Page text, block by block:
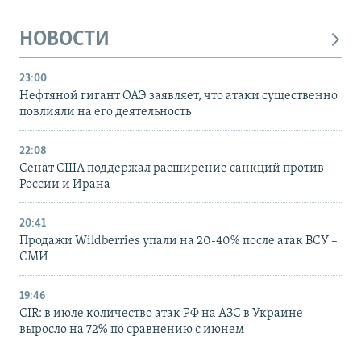
НОВОСТИ
23:00
Нефтяной гигант ОАЭ заявляет, что атаки существенно
повлияли на его деятельность
22:08
Сенат США поддержал расширение санкций против
России и Ирана
20:41
Продажи Wildberries упали на 20-40% после атак ВСУ –
СМИ
19:46
CIR: в июле количество атак РФ на АЗС в Украине
выросло на 72% по сравнению с июнем